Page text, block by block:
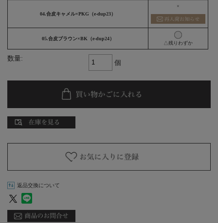
04.合皮キャメル×PKG（e-dup23）
×
05.合皮ブラウン×BK（e-dup24）
△残りわずか
数量:
個
返品交換について